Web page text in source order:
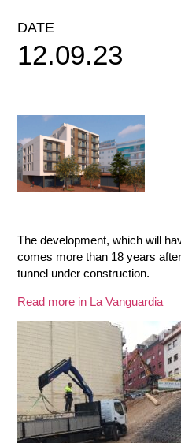
DATE
12.09.23
The development, which will
comes more than 18 years
tunnel under construction.
Read more in La Vanguardia